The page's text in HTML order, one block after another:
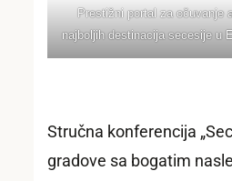
Prestižni portal za očuvanje
najboljih destinacija secesije u
Stručna konferencija
gradove sa bogatim